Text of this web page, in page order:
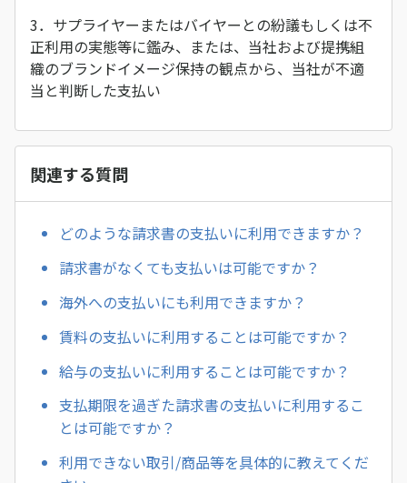
3．サプライヤーまたはバイヤーとの紛議もしくは不
正利用の実態等に鑑み、または、当社および提携組
織のブランドイメージ保持の観点から、当社が不適
当と判断した支払い
関連する質問
どのような請求書の支払いに利用できますか？
請求書がなくても支払いは可能ですか？
海外への支払いにも利用できますか？
賃料の支払いに利用することは可能ですか？
給与の支払いに利用することは可能ですか？
支払期限を過ぎた請求書の支払いに利用するこ
とは可能ですか？
利用できない取引/商品等を具体的に教えてくだ